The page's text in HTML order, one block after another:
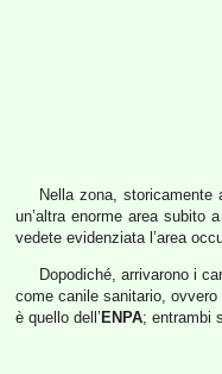
Nella zona,
un’altra enorme area subito
vedete evidenziata l’area
Dopodiché, arrivarono i
come canile sanitario,
è quello dell’ ENPA; entrambi